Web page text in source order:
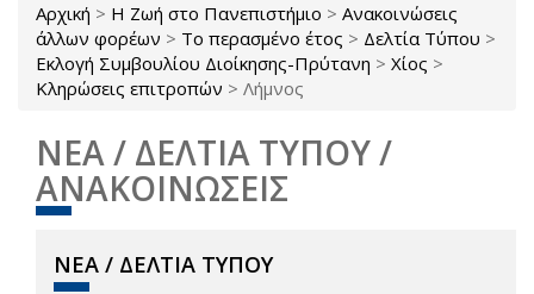
Είστε εδώ
Αρχική > Η Ζωή στο Πανεπιστήμιο > Ανακοινώσεις
άλλων φορέων > Το περασμένο έτος > Δελτία Τύπου >
Εκλογή Συμβουλίου Διοίκησης-Πρύτανη > Χίος >
Κληρώσεις επιτροπών > Λήμνος
ΝΕΑ / ΔΕΛΤΙΑ ΤΥΠΟΥ /
ΑΝΑΚΟΙΝΩΣΕΙΣ
ΝΕΑ / ΔΕΛΤΙΑ ΤΥΠΟΥ